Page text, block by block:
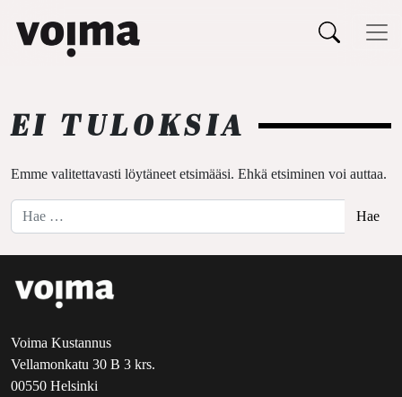
Päävalikko
EI TULOKSIA
Emme valitettavasti löytäneet etsimääsi. Ehkä etsiminen voi auttaa.
Hae:
Voima Kustannus
Vellamonkatu 30 B 3 krs.
00550 Helsinki